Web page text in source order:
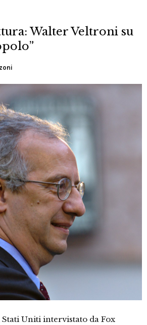
Walter Veltroni su
Stati Uniti intervistato da Fox